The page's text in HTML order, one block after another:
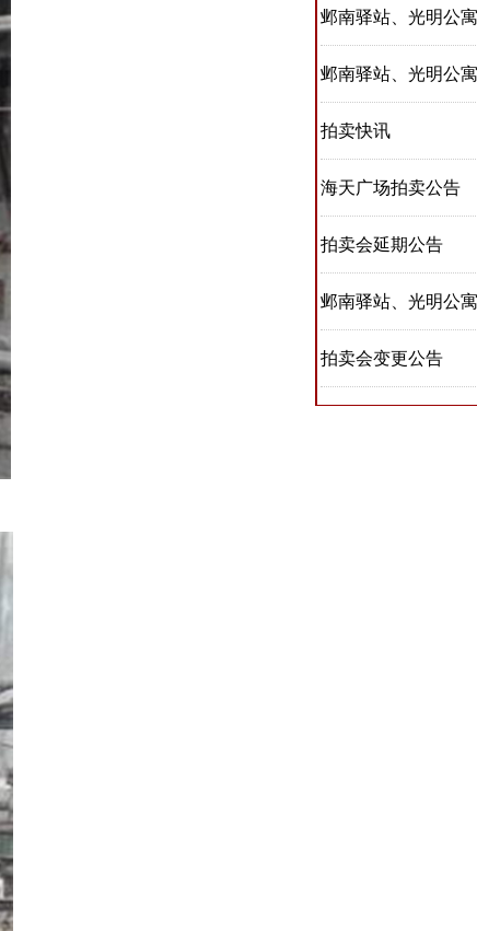
邺南驿站、光明公
拍卖快讯
海天广场拍卖公告
拍卖会延期公告
邺南驿站、光明公
拍卖会变更公告
拍卖公告